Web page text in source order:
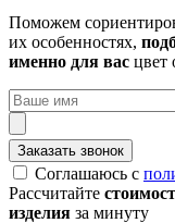
Поможем
их особенностях,
именно для вас цвет
Заказать звонок
Соглашаюсь с
Рассчитайте
изделия за минуту